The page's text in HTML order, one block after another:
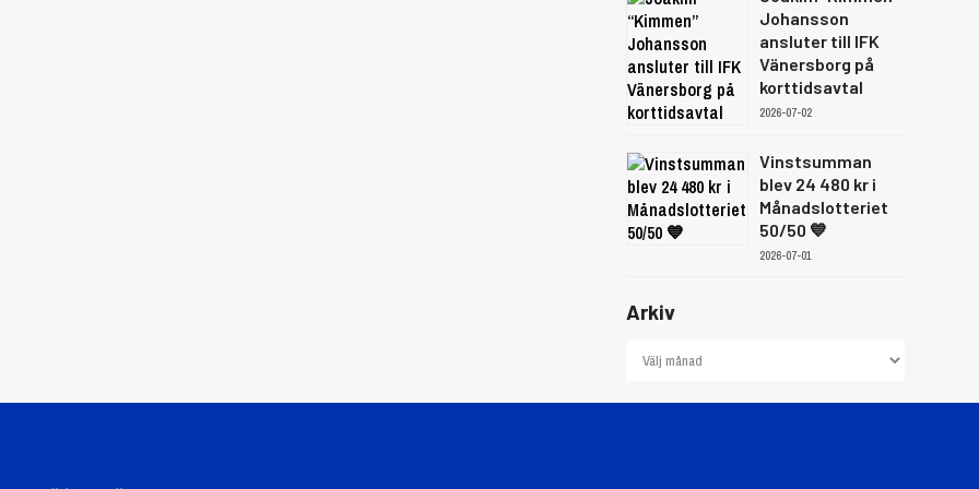
Johansson
ansluter till IFK
Vänersborg på
korttidsavtal
2026-07-02
Vinstsumman
blev 24 480 kr i
Månadslotteriet
50/50 💙
2026-07-01
Arkiv